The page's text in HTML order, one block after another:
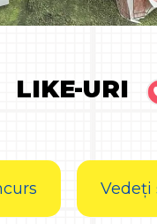
LIKE-URI
Vedeți